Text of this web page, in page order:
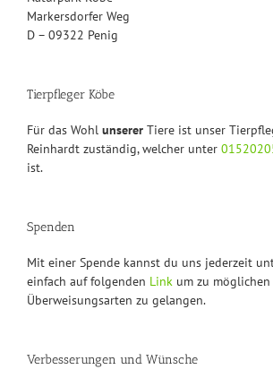
Markersdorfer Weg
D – 09322 Penig
Tierpfleger Köbe
Für das Wohl unserer Tiere ist unser
Reinhardt zuständig, welcher unter
ist.
Spenden
Mit einer Spende kannst du uns jederzeit
einfach auf folgenden Link um zu möglichen
Überweisungsarten zu gelangen.
Verbesserungen und Wünsche